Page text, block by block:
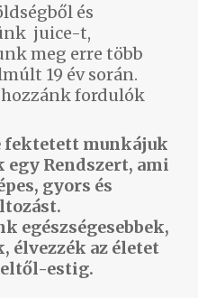
és
juice-t,
meg erre több
19 év során.
fordulók
fektetett munkájuk
Rendszert, ami
gyors és
egészségesebbek,
élvezzék az életet
estig.